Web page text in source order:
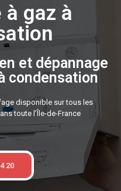
à gaz à
et dépannage
condensation​
disponible sur tous les
toute l’Île-de-France
20